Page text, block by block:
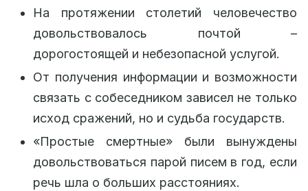
На протяжении столетий человечество
довольствовалось почтой –
дорогостоящей и небезопасной услугой.
От получения информации и возможности
связать с собеседником зависел не только
исход сражений, но и судьба государств.
«Простые смертные» были вынуждены
довольствоваться парой писем в год, если
речь шла о больших расстояниях.